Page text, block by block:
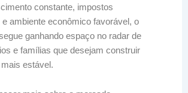
constante, impostos
e ambiente econômico favorável, o
ganhando espaço no radar de
e famílias que desejam construir
estável.